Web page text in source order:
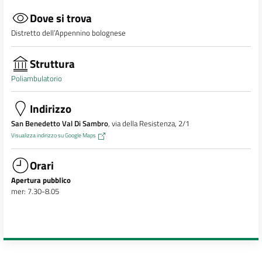
Dove si trova
Distretto dell’Appennino bolognese
Struttura
Poliambulatorio
Indirizzo
San Benedetto Val Di Sambro, via della Resistenza, 2/1
Visualizza indirizzo su Google Maps
Orari
Apertura pubblico
mer: 7.30-8.05